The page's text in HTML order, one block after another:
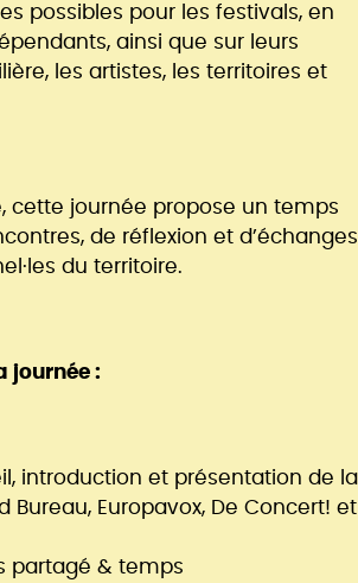
possibles pour les festivals, en
ainsi que sur leurs
les artistes, les territoires et
cette journée propose un temps
de réflexion et d’échanges
du territoire.
journée :
introduction et présentation de la
Bureau, Europavox, De Concert! et
partagé & temps